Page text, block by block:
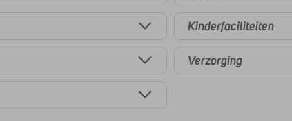
Kinderfaciliteiten
Verzorging